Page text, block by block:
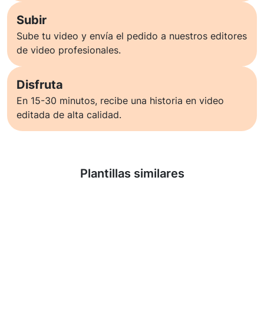
Subir
Sube tu video y envía el pedido a nuestros editores
de video profesionales.
Disfruta
En 15-30 minutos, recibe una historia en video
editada de alta calidad.
Plantillas similares
Saber más